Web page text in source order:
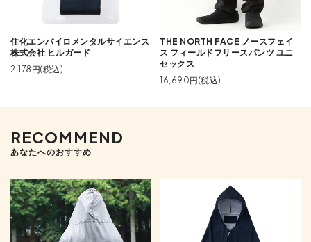
住化エンバイロメンタルサイエンス
株式会社 ヒルガード
2,178円(税込)
THE NORTH FACE ノースフェイ
ス フィールドフリースパンツ ユニ
セックス
16,690円(税込)
RECOMMEND
あなたへのおすすめ